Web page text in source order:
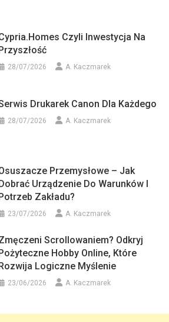
Czyli Inwestycja Na
28/07/2026 A. Kaczmarek
Drukarek Canon Dla Każdego
28/07/2026 A. Kaczmarek
Przemysłowe – Jak
Urządzenie Do Warunków I
Zakładu?
23/07/2026 A. Kaczmarek
Scrollowaniem? Odkryj
Hobby Online, Które
Logiczne Myślenie
23/06/2026 A. Kaczmarek